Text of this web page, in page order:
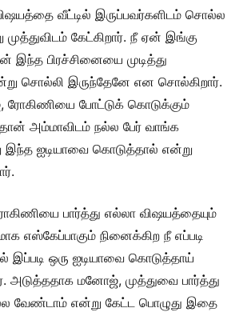
வீட்டில் இருப்பவர்களிடம் சொல்ல
கேட்கிறார். நீ ஏன் இங்கு
இந்த பிரச்சினையை முடித்து
சொல்லி இருந்தேனே என சொல்கிறார்.
போட்டுக் கொடுக்கும்
அம்மாவிடம் நல்ல பேர் வாங்க
ஐடியாவை கொடுத்தால் என்று
பார்த்து எல்லா விஷயத்தையும்
எஸ்கேப்பாகும் நினைக்கிற நீ எப்படி
இப்படி ஒரு ஐடியாவை கொடுத்தாய்
அடுத்ததாக மனோஜ், முத்துவை பார்த்து
வேண்டாம் என்று கேட்ட பொழுது இதை